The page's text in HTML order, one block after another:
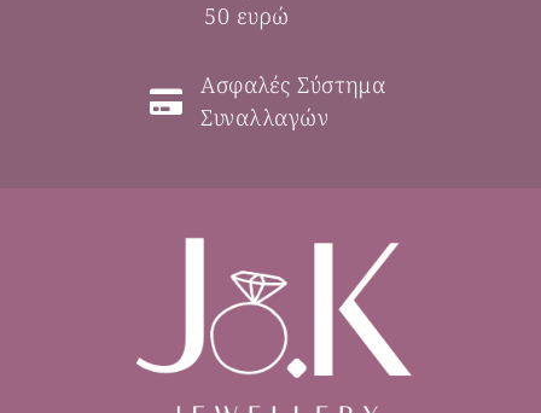
50 ευρώ
Ασφαλές Σύστημα
Συναλλαγών